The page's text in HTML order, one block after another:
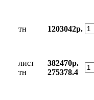
тн 1203042р.
лист
тн
382470р.
275378.4